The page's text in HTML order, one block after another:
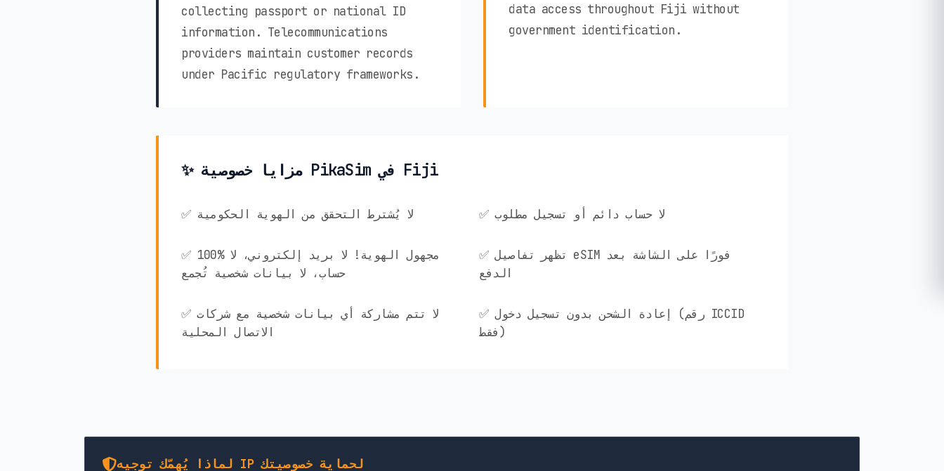
collecting passport or national ID
information. Telecommunications
providers maintain customer records
under Pacific regulatory frameworks.
data access throughout Fiji without
government identification.
✨ مزايا خصوصية PikaSim في Fiji
✅ لا يُشترط التحقق من الهوية الحكومية ✅ لا حساب دائم أو تسجيل مطلوب
✅ 100% مجهول الهوية! لا بريد إلكتروني، لا
حساب، لا بيانات شخصية تُجمع
✅ تظهر تفاصيل eSIM فورًا على الشاشة بعد
الدفع
✅ لا تتم مشاركة أي بيانات شخصية مع شركات
الاتصال المحلية
✅ إعادة الشحن بدون تسجيل دخول (رقم ICCID
فقط)
لماذا يُهمّك توجيه IP لحماية خصوصيتك